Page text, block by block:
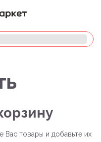
товары и добавьте их